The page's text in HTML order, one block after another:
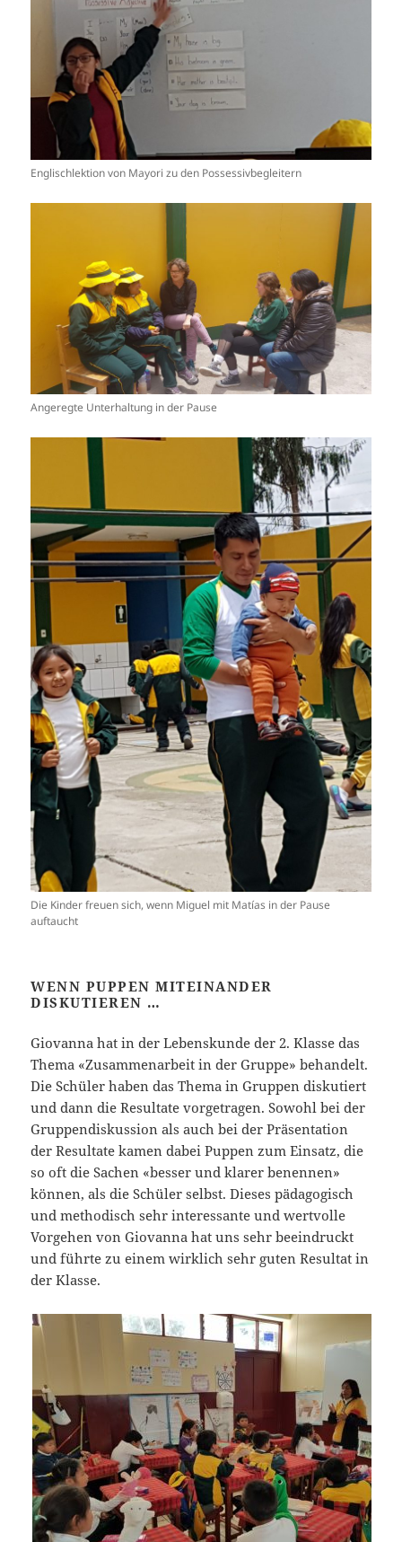
Englischlektion von Mayori zu den Possessivbegleitern
Angeregte Unterhaltung in der Pause
Die Kinder freuen sich, wenn Miguel mit Matías in der Pause
auftaucht
WENN PUPPEN MITEINANDER
DISKUTIEREN …
Giovanna hat in der Lebenskunde der 2. Klasse das
Thema «Zusammenarbeit in der Gruppe» behandelt.
Die Schüler haben das Thema in Gruppen diskutiert
und dann die Resultate vorgetragen. Sowohl bei der
Gruppendiskussion als auch bei der Präsentation
der Resultate kamen dabei Puppen zum Einsatz, die
so oft die Sachen «besser und klarer benennen»
können, als die Schüler selbst. Dieses pädagogisch
und methodisch sehr interessante und wertvolle
Vorgehen von Giovanna hat uns sehr beeindruckt
und führte zu einem wirklich sehr guten Resultat in
der Klasse.